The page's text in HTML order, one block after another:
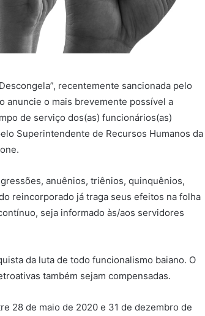
recentemente sancionada pelo
anuncie o mais brevemente possível a
de serviço dos(as) funcionários(as)
Superintendente de Recursos Humanos da
anuênios, triênios, quinquênios,
reincorporado já traga seus efeitos na folha
seja informado às/aos servidores
da luta de todo funcionalismo baiano. O
também sejam compensadas.
28 de maio de 2020 e 31 de dezembro de